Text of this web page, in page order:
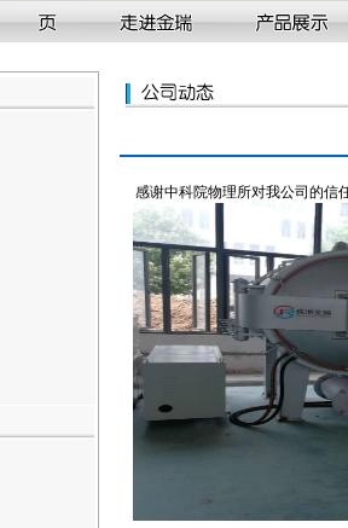
感谢中科院物理所对我公司的信